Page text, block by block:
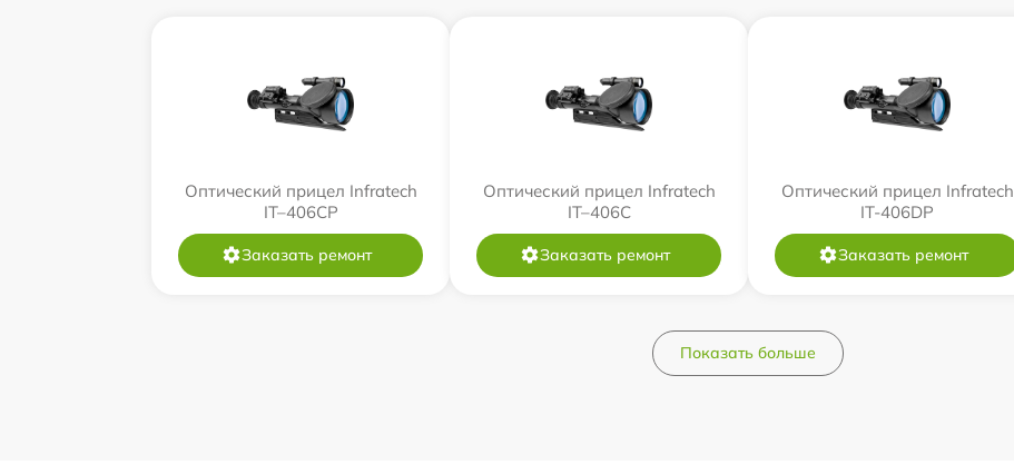
Оптический прицел Infratech
IT–406СP
Заказать ремонт
Оптический прицел Infratech
IT–406С
Заказать ремонт
Оптический прицел Infratech
IT-406DP
Заказать ремонт
Показать больше